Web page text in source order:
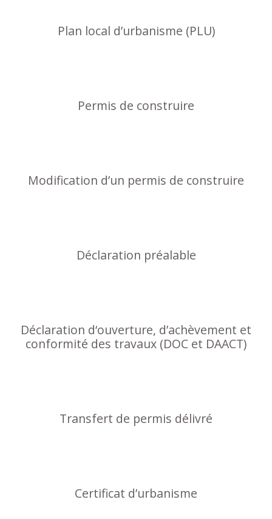
Plan local d’urbanisme (PLU)
Permis de construire
Modification d’un permis de construire
Déclaration préalable
Déclaration d‘ouverture, d’achèvement et
conformité des travaux (DOC et DAACT)
Transfert de permis délivré
Certificat d’urbanisme